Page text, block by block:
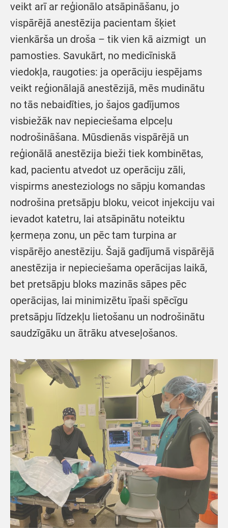
veikt arī ar reģionālo atsāpināšanu, jo
vispārējā anestēzija pacientam šķiet
vienkārša un droša – tik vien kā aizmigt un
pamosties. Savukārt, no medicīniskā
viedokļa, raugoties: ja operāciju iespējams
veikt reģionālajā anestēzijā, mēs mudinātu
no tās nebaidīties, jo šajos gadījumos
visbiežāk nav nepieciešama elpceļu
nodrošināšana. Mūsdienās vispārējā un
reģionālā anestēzija bieži tiek kombinētas,
kad, pacientu atvedot uz operāciju zāli,
vispirms anesteziologs no sāpju komandas
nodrošina pretsāpju bloku, veicot injekciju vai
ievadot katetru, lai atsāpinātu noteiktu
ķermeņa zonu, un pēc tam turpina ar
vispārējo anestēziju. Šajā gadījumā vispārējā
anestēzija ir nepieciešama operācijas laikā,
bet pretsāpju bloks mazinās sāpes pēc
operācijas, lai minimizētu īpaši spēcīgu
pretsāpju līdzekļu lietošanu un nodrošinātu
saudzīgāku un ātrāku atveseļošanos.